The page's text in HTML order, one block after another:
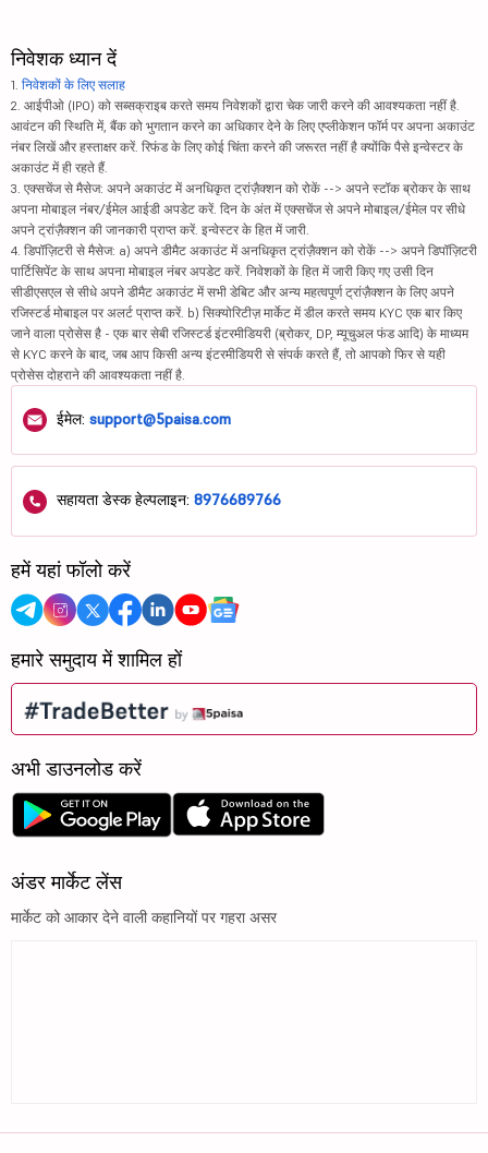
निवेशक ध्यान दें
1. निवेशकों के लिए सलाह
2. आईपीओ (IPO) को सब्सक्राइब करते समय निवेशकों द्वारा चेक जारी करने की आवश्यकता नहीं है.
आवंटन की स्थिति में, बैंक को भुगतान करने का अधिकार देने के लिए एप्लीकेशन फॉर्म पर अपना अकाउंट
नंबर लिखें और हस्ताक्षर करें. रिफंड के लिए कोई चिंता करने की जरूरत नहीं है क्योंकि पैसे इन्वेस्टर के
अकाउंट में ही रहते हैं.
3. एक्सचेंज से मैसेज: अपने अकाउंट में अनधिकृत ट्रांज़ैक्शन को रोकें --> अपने स्टॉक ब्रोकर के साथ
अपना मोबाइल नंबर/ईमेल आईडी अपडेट करें. दिन के अंत में एक्सचेंज से अपने मोबाइल/ईमेल पर सीधे
अपने ट्रांज़ैक्शन की जानकारी प्राप्त करें. इन्वेस्टर के हित में जारी.
4. डिपॉज़िटरी से मैसेज: a) अपने डीमैट अकाउंट में अनधिकृत ट्रांज़ैक्शन को रोकें --> अपने डिपॉज़िटरी
पार्टिसिपेंट के साथ अपना मोबाइल नंबर अपडेट करें. निवेशकों के हित में जारी किए गए उसी दिन
सीडीएसएल से सीधे अपने डीमैट अकाउंट में सभी डेबिट और अन्य महत्वपूर्ण ट्रांज़ैक्शन के लिए अपने
रजिस्टर्ड मोबाइल पर अलर्ट प्राप्त करें. b) सिक्योरिटीज़ मार्केट में डील करते समय KYC एक बार किए
जाने वाला प्रोसेस है - एक बार सेबी रजिस्टर्ड इंटरमीडियरी (ब्रोकर, DP, म्यूचुअल फंड आदि) के माध्यम
से KYC करने के बाद, जब आप किसी अन्य इंटरमीडियरी से संपर्क करते हैं, तो आपको फिर से यही
प्रोसेस दोहराने की आवश्यकता नहीं है.
ईमेल: support@5paisa.com
सहायता डेस्क हेल्पलाइन: 8976689766
हमें यहां फॉलो करें
हमारे समुदाय में शामिल हों
अभी डाउनलोड करें
अंडर मार्केट लेंस
मार्केट को आकार देने वाली कहानियों पर गहरा असर